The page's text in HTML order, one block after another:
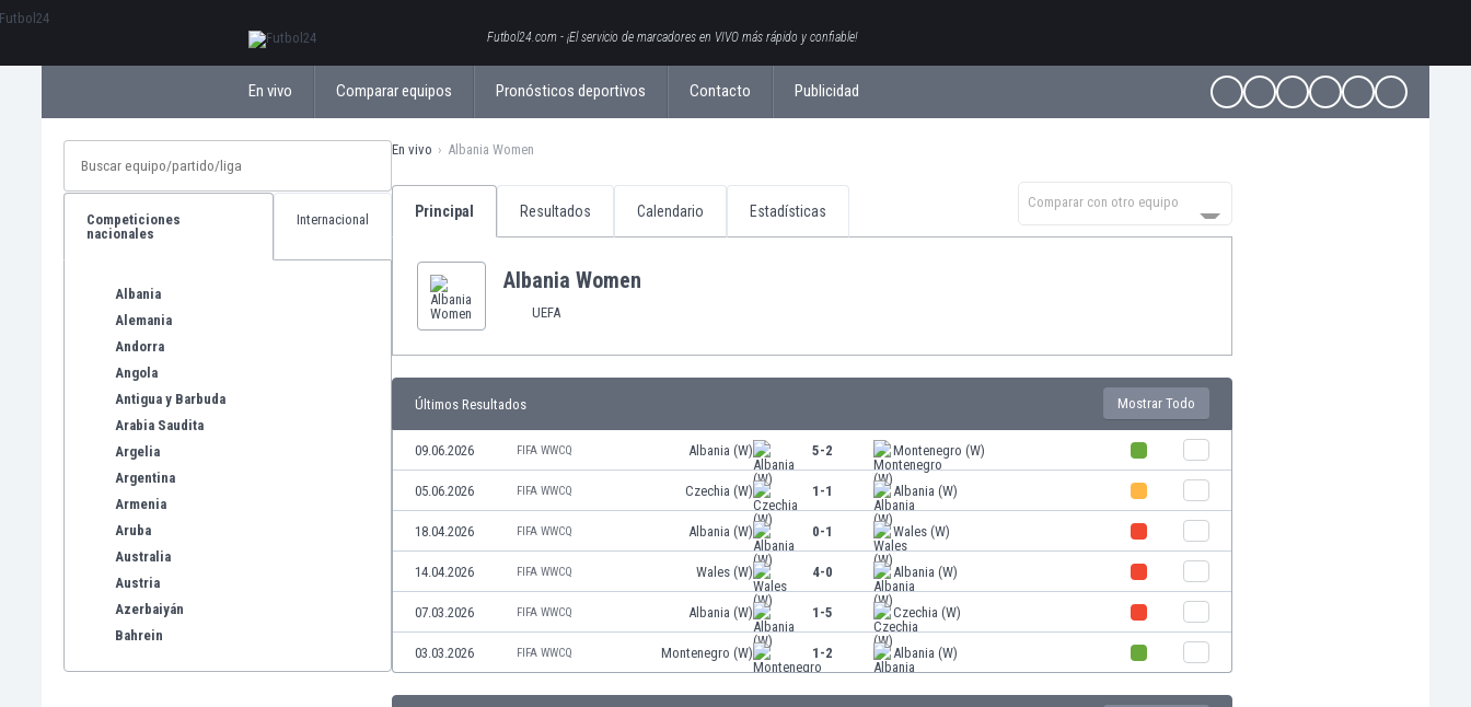
Futbol24.com - ¡El servicio de marcadores en VIVO más rápido y confiable!
En vivo Comparar equipos Pronósticos deportivos Contacto Publicidad
Competiciones
nacionales
Internacional
Albania
Alemania
Andorra
Angola
Antigua y Barbuda
Arabia Saudita
Argelia
Argentina
Armenia
Aruba
Australia
Austria
Azerbaiyán
Bahrein
En vivo Albania Women
Principal Resultados Calendario Estadísticas
Comparar con otro equipo
Albania Women
UEFA
Últimos Resultados Mostrar Todo
09.06.2026 FIFA WWCQ Albania (W) 5-2 Montenegro (W)
05.06.2026 FIFA WWCQ Czechia (W) 1-1 Albania (W)
18.04.2026 FIFA WWCQ Albania (W) 0-1 Wales (W)
14.04.2026 FIFA WWCQ Wales (W) 4-0 Albania (W)
07.03.2026 FIFA WWCQ Albania (W) 1-5 Czechia (W)
03.03.2026 FIFA WWCQ Montenegro (W) 1-2 Albania (W)